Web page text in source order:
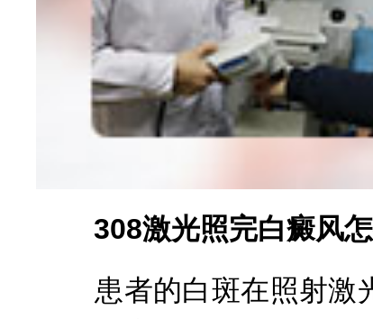
308激光照完白癜风
患者的白斑在照射激光